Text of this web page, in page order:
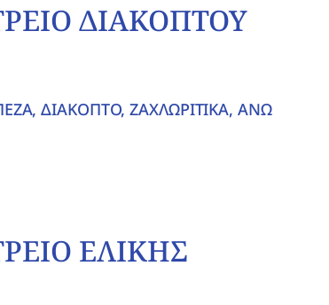
ΔΙΑΚΟΠΤΟΥ
ΔΙΑΚΟΠΤΟ, ΖΑΧΛΩΡΙΤΙΚΑ, ΑΝΩ
ΕΛΙΚΗΣ